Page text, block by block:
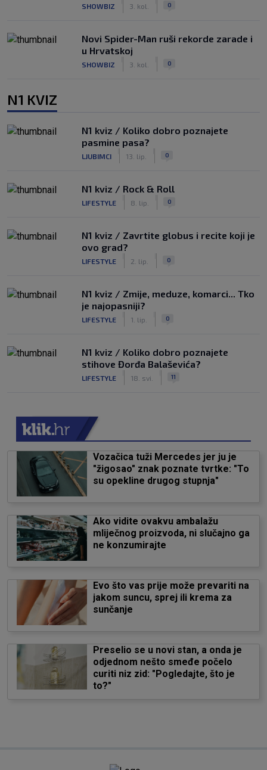
SHOWBIZ 3. kol. 0
Novi Spider-Man ruši rekorde zarade i
u Hrvatskoj
SHOWBIZ 3. kol. 0
N1 KVIZ
N1 kviz / Koliko dobro poznajete
pasmine pasa?
LJUBIMCI 13. lip. 0
N1 kviz / Rock & Roll
LIFESTYLE 8. lip. 0
N1 kviz / Zavrtite globus i recite koji je
ovo grad?
LIFESTYLE 2. lip. 0
N1 kviz / Zmije, meduze, komarci... Tko
je najopasniji?
LIFESTYLE 1. lip. 0
N1 kviz / Koliko dobro poznajete
stihove Đorđa Balaševića?
LIFESTYLE 18. svi. 11
Vozačica tuži Mercedes jer ju je
"žigosao" znak poznate tvrtke: "To
su opekline drugog stupnja"
Ako vidite ovakvu ambalažu
mliječnog proizvoda, ni slučajno ga
ne konzumirajte
Evo što vas prije može prevariti na
jakom suncu, sprej ili krema za
sunčanje
Preselio se u novi stan, a onda je
odjednom nešto smeđe počelo
curiti niz zid: "Pogledajte, što je
to?"